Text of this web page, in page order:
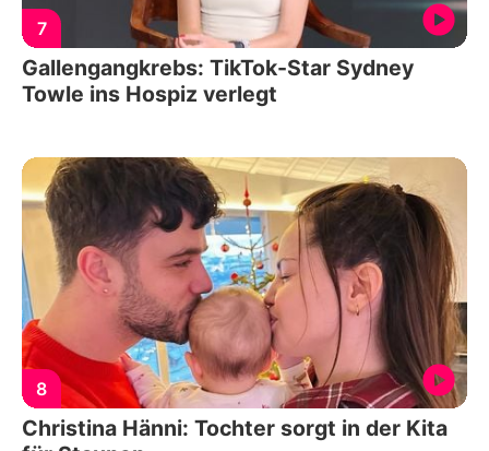
7
Gallengangkrebs: TikTok-Star Sydney
Towle ins Hospiz verlegt
8
Christina Hänni: Tochter sorgt in der Kita